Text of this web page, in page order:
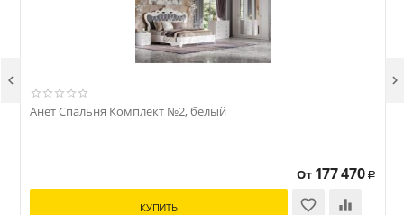
Анет Спальня Комплект №2, белый
От 177 470 Р
КУПИТЬ
 